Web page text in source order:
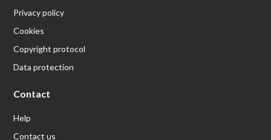
Privacy policy
Cookies
Copyright protocol
Data protection
Contact
Help
Contact us